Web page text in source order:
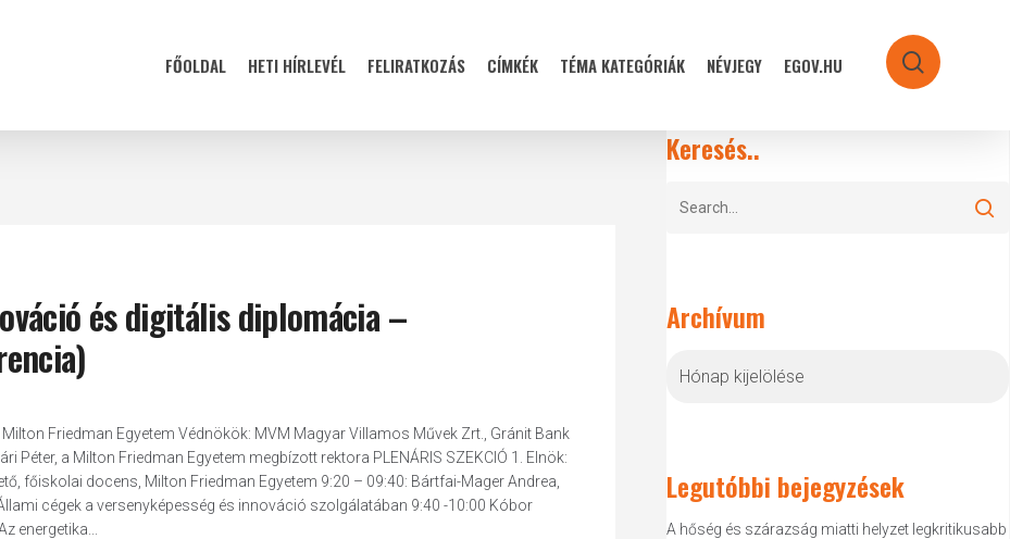
FŐOLDAL HETI HÍRLEVÉL FELIRATKOZÁS CÍMKÉK TÉMA KATEGÓRIÁK NÉVJEGY EGOV.HU search
és digitális diplomácia –
Friedman Egyetem Védnökök: MVM Magyar Villamos Művek Zrt., Gránit Bank
Péter, a Milton Friedman Egyetem megbízott rektora PLENÁRIS SZEKCIÓ 1. Elnök:
főiskolai docens, Milton Friedman Egyetem 9:20 – 09:40: Bártfai-Mager Andrea,
cégek a versenyképesség és innováció szolgálatában 9:40 -10:00 Kóbor
energetika...
Keresés..
Archívum
Legutóbbi bejegyzések
A hőség és szárazság miatti helyzet legkritikusabb